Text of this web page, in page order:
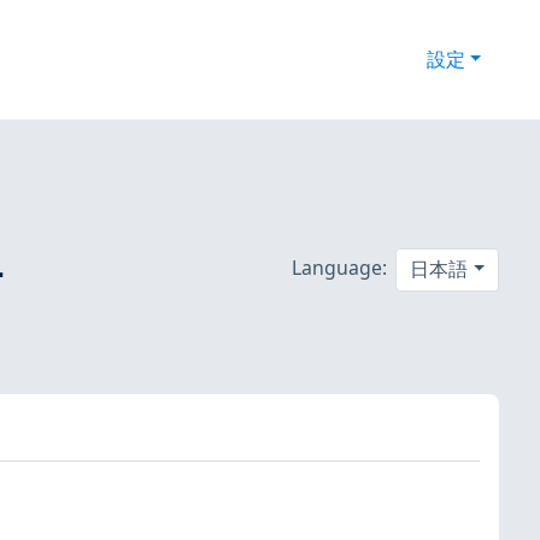
設定
Language: 日本語